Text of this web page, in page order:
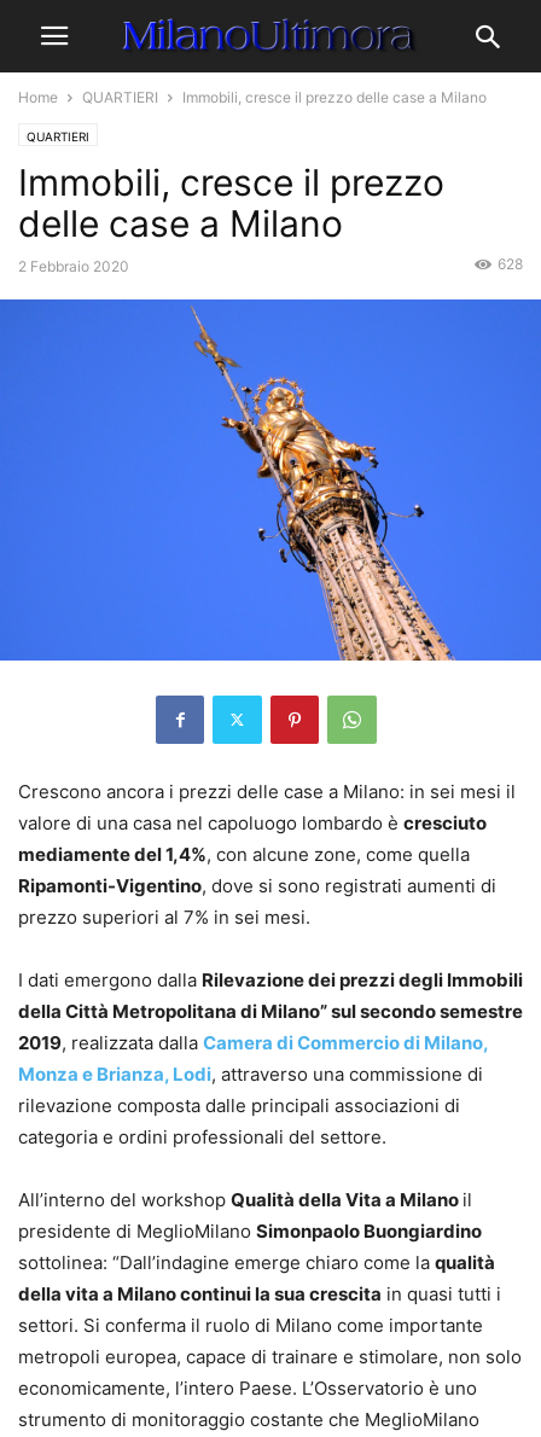
Home QUARTIERI Immobili, cresce il prezzo delle case a Milano
QUARTIERI
Immobili, cresce il prezzo
delle case a Milano
2 Febbraio 2020 628
Crescono ancora i prezzi delle case a Milano: in sei mesi il
valore di una casa nel capoluogo lombardo è cresciuto
mediamente del 1,4%, con alcune zone, come quella
Ripamonti-Vigentino, dove si sono registrati aumenti di
prezzo superiori al 7% in sei mesi.
I dati emergono dalla Rilevazione dei prezzi degli Immobili
della Città Metropolitana di Milano” sul secondo semestre
2019, realizzata dalla Camera di Commercio di Milano,
Monza e Brianza, Lodi, attraverso una commissione di
rilevazione composta dalle principali associazioni di
categoria e ordini professionali del settore.
All’interno del workshop Qualità della Vita a Milano il
presidente di MeglioMilano Simonpaolo Buongiardino
sottolinea: “Dall’indagine emerge chiaro come la qualità
della vita a Milano continui la sua crescita in quasi tutti i
settori. Si conferma il ruolo di Milano come importante
metropoli europea, capace di trainare e stimolare, non solo
economicamente, l’intero Paese. L’Osservatorio è uno
strumento di monitoraggio costante che MeglioMilano